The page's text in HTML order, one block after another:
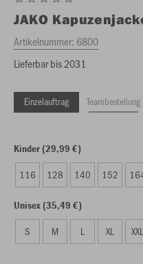
JAKO
Artikelnummer: 6800
Lieferbar bis 2031
Einzelauftrag Teambestellung
Kinder (29,99 €)
116 128 140 152
Unisex (35,49 €)
S M L XL XXL